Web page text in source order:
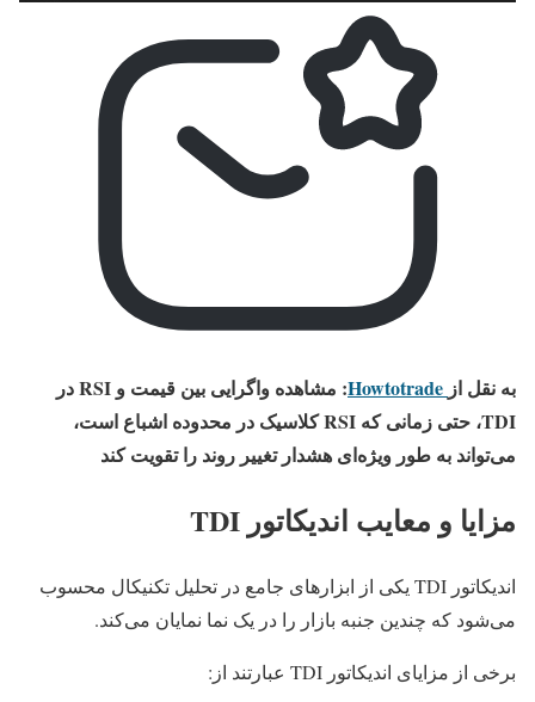
به نقل از Howtotrade
:
مشاهده واگرایی بین قیمت و RSI در
TDI، حتی زمانی که RSI کلاسیک در محدوده اشباع است،
می‌تواند به طور ویژه‌ای هشدار تغییر روند را تقویت کند
مزایا و معایب اندیکاتور TDI
اندیکاتور TDI یکی از ابزارهای جامع در تحلیل تکنیکال محسوب
می‌شود که چندین جنبه بازار را در یک نما نمایان می‌کند.
برخی از مزایای اندیکاتور TDI عبارتند از: